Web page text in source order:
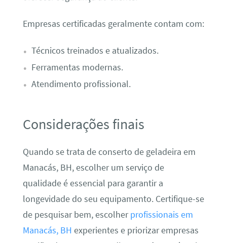
Empresas certificadas geralmente contam com:
Técnicos treinados e atualizados.
Ferramentas modernas.
Atendimento profissional.
Considerações finais
Quando se trata de conserto de geladeira em
Manacás, BH, escolher um serviço de
qualidade é essencial para garantir a
longevidade do seu equipamento. Certifique-se
de pesquisar bem, escolherprofissionais em
Manacás, BH experientes e priorizar empresas